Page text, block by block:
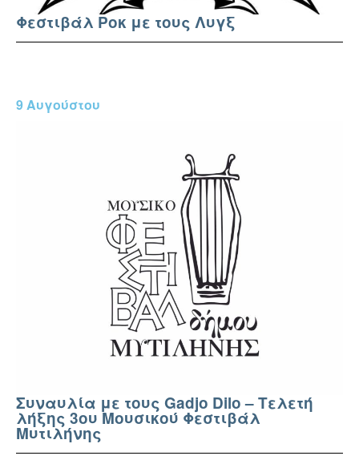
Φεστιβάλ Ροκ με τους Λυγξ
9 Αυγούστου
Συναυλία με τους Gadjo Dilo – Tελετή
λήξης 3ου Μουσικού Φεστιβάλ
Μυτιλήνης